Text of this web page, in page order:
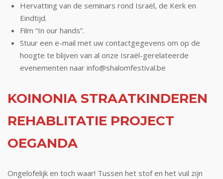
Hervatting van de seminars rond Israël, de Kerk en
Eindtijd.
Film “In our hands”.
Stuur een e-mail met uw contactgegevens om op de
hoogte te blijven van al onze Israël-gerelateerde
evenementen naar info@shalomfestival.be
KOINONIA STRAATKINDEREN
REHABLITATIE PROJECT
OEGANDA
Ongelofelijk en toch waar! Tussen het stof en het vuil zijn